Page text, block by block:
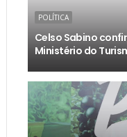
POLÍTICA
Celso Sabino
Ministério do